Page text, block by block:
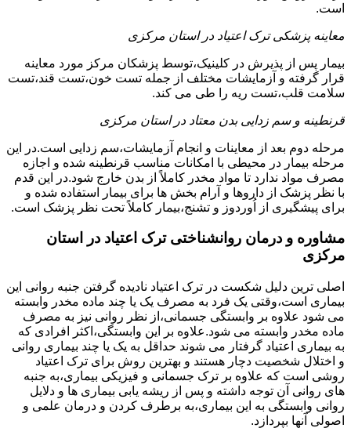
است.
معاینه پزشکی ترک اعتیاد در استان مرکزی
بیمار پس از پذیرش در کلینیک،توسط پزشکان مرکز مورد معاینه
قرار گرفته و آزمایشات مختلف از جمله تست خون،تست قند،تست
سلامت قلب،تست ریه را طی می کند.
قرنطینه و سم زدایی بدن معتاد در استان مرکزی
مرحله دوم بعد از معاینات و انجام آزمایشات،سم زدایی است.در این
مرحله بیمار در محیطی با امکانات مناسب قرنطینه شده و اجازه
مصرف مواد ندارد تا مواد مخدر کاملاً از بدن خارج شود.در این قدم
با نظر پزشک از داروها و آرام بخش ها برای بیمار استفاده شده و
برای پیشگیری از اُوردوز و تشنج،بیمار کاملاً تحت نظر پزشک است.
مشاوره و درمان روانشناختی ترک اعتیاد در استان
مرکزی
اصلی ترین دلیل شکست در ترک اعتیاد نادیده گرفتن جنبه روانی این
بیماری است،وقتی یک فرد به مصرف یک یا چند ماده مخدر وابسته
می شود علاوه بر وابستگی جسمانی،از نظر روانی نیز به مصرف
ماده مخدر وابسته می شود.علاوه بر این وابستگی،اکثر افرادی که
به بیماری اعتیاد گرفتار می شوند حداقل به یک یا چند بیماری روانی
و اختلال شخصیت دچار هستند و بهترین روش برای ترک اعتیاد
روشی است که علاوه بر ترک جسمانی و فیزیکی بیماری،به جنبه
های روانی آن توجه داشته و پس از ریشه یابی بیماری ها و دلایل
روانی وابستگی به این بیماری،به برطرف کردن و درمان علمی و
اصولی آنها بپردازد.